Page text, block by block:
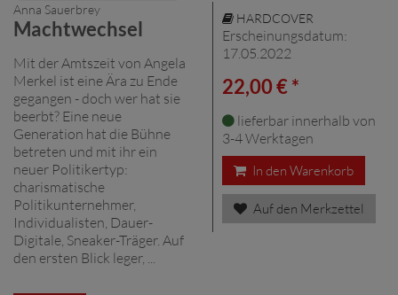
Anna Sauerbrey
Machtwechsel
Mit der Amtszeit von Angela
Merkel ist eine Ära zu Ende
gegangen - doch wer hat sie
beerbt? Eine neue
Generation hat die Bühne
betreten und mit ihr ein
neuer Politikertyp:
charismatische
Politikunternehmer,
Individualisten, Dauer-
Digitale, Sneaker-Träger. Auf
den ersten Blick leger, ...
HARDCOVER
Erscheinungsdatum:
17.05.2022
22,00 € *
lieferbar innerhalb von
3-4 Werktagen
In den Warenkorb
Auf den Merkzettel